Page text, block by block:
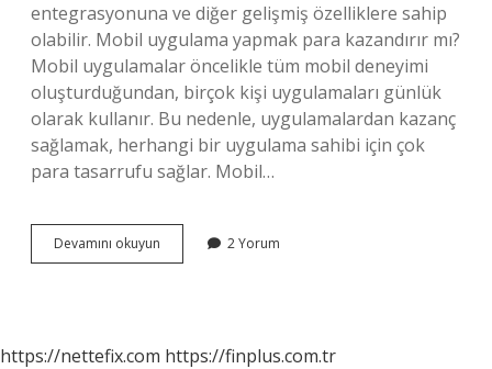
entegrasyonuna ve diğer gelişmiş özelliklere sahip
olabilir. Mobil uygulama yapmak para kazandırır mı?
Mobil uygulamalar öncelikle tüm mobil deneyimi
oluşturduğundan, birçok kişi uygulamaları günlük
olarak kullanır. Bu nedenle, uygulamalardan kazanç
sağlamak, herhangi bir uygulama sahibi için çok
para tasarrufu sağlar. Mobil…
Devamını okuyun
Uygulama
2 Yorum
https://nettefix.com https://finplus.com.tr